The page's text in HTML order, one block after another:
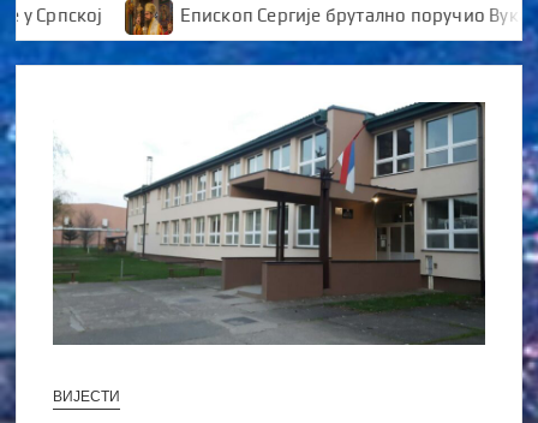
Епископ Сергије брутално поручио
ВИЈЕСТИ